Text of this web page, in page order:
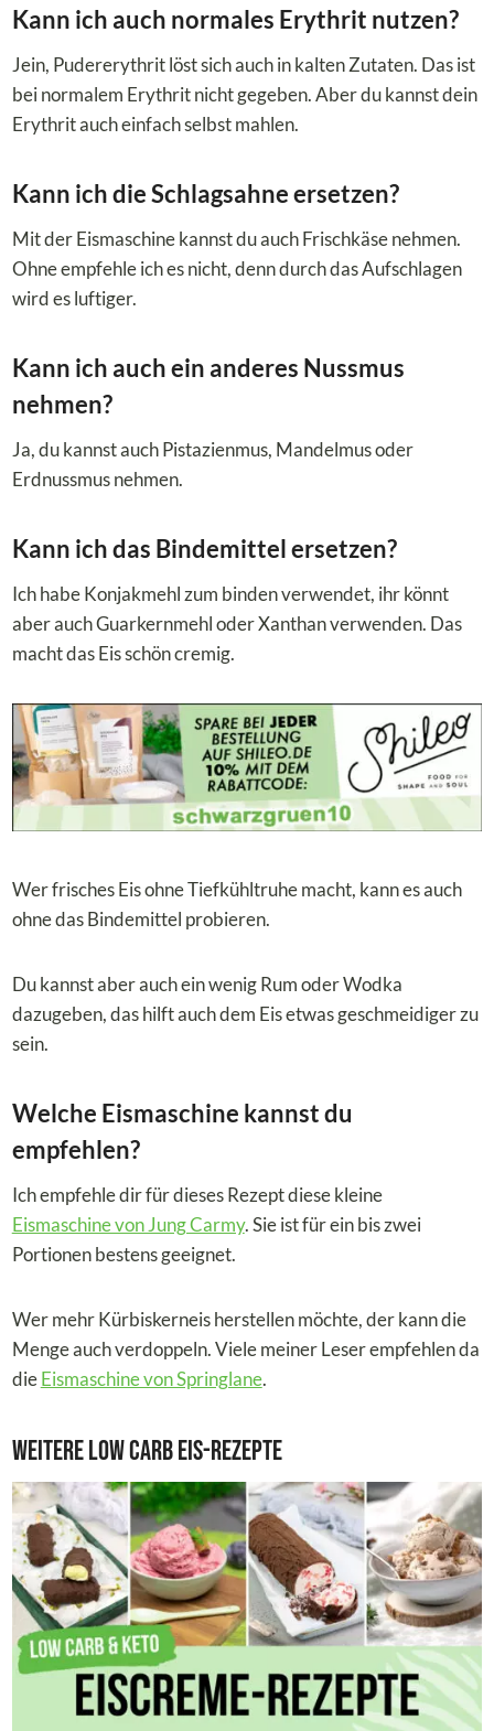
Kann ich auch normales Erythrit nutzen?
Jein, Pudererythrit löst sich auch in kalten Zutaten. Das ist
bei normalem Erythrit nicht gegeben. Aber du kannst dein
Erythrit auch einfach selbst mahlen.
Kann ich die Schlagsahne ersetzen?
Mit der Eismaschine kannst du auch Frischkäse nehmen.
Ohne empfehle ich es nicht, denn durch das Aufschlagen
wird es luftiger.
Kann ich auch ein anderes Nussmus
nehmen?
Ja, du kannst auch Pistazienmus, Mandelmus oder
Erdnussmus nehmen.
Kann ich das Bindemittel ersetzen?
Ich habe Konjakmehl zum binden verwendet, ihr könnt
aber auch Guarkernmehl oder Xanthan verwenden. Das
macht das Eis schön cremig.
Wer frisches Eis ohne Tiefkühltruhe macht, kann es auch
ohne das Bindemittel probieren.
Du kannst aber auch ein wenig Rum oder Wodka
dazugeben, das hilft auch dem Eis etwas geschmeidiger zu
sein.
Welche Eismaschine kannst du
empfehlen?
Ich empfehle dir für dieses Rezept diese kleine
Eismaschine von Jung Carmy. Sie ist für ein bis zwei
Portionen bestens geeignet.
Wer mehr Kürbiskerneis herstellen möchte, der kann die
Menge auch verdoppeln. Viele meiner Leser empfehlen da
dieEismaschine von Springlane.
Weitere Low Carb Eis-Rezepte